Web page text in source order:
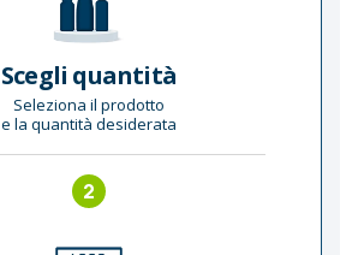
Scegli quantità
Seleziona il prodotto
e la quantità desiderata
2